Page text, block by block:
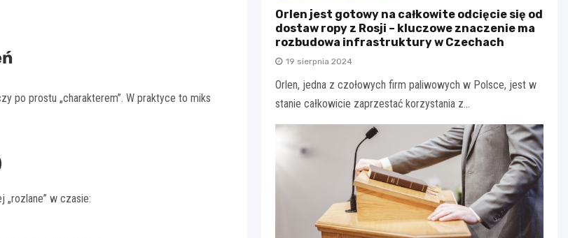
po prostu „charakterem”. W praktyce to miks
w czasie:
Orlen jest gotowy na całkowite odcięcie się od
dostaw ropy z Rosji – kluczowe znaczenie ma
rozbudowa infrastruktury w Czechach
19 sierpnia 2024
Orlen, jedna z czołowych firm paliwowych w Polsce, jest w
stanie całkowicie zaprzestać korzystania z…